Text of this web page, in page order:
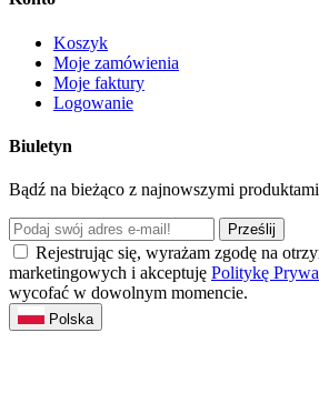
Koszyk
Moje zamówienia
Moje faktury
Logowanie
Biuletyn
Bądź na bieżąco z najnowszymi
Prześlij
Rejestrując się, wyrażam zgodę na
marketingowych i akceptuję Politykę
wycofać w dowolnym momencie.
Polska